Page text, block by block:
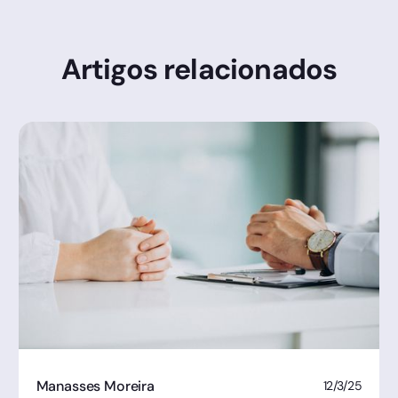
Artigos relacionados
Manasses Moreira 12/3/25